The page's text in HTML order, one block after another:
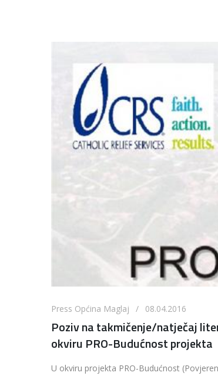
Press Općina Maglaj / 08.04.2016
Poziv na takmičenje/natječaj
okviru PRO-Budućnost projekta
U okviru projekta PRO-Budućnost